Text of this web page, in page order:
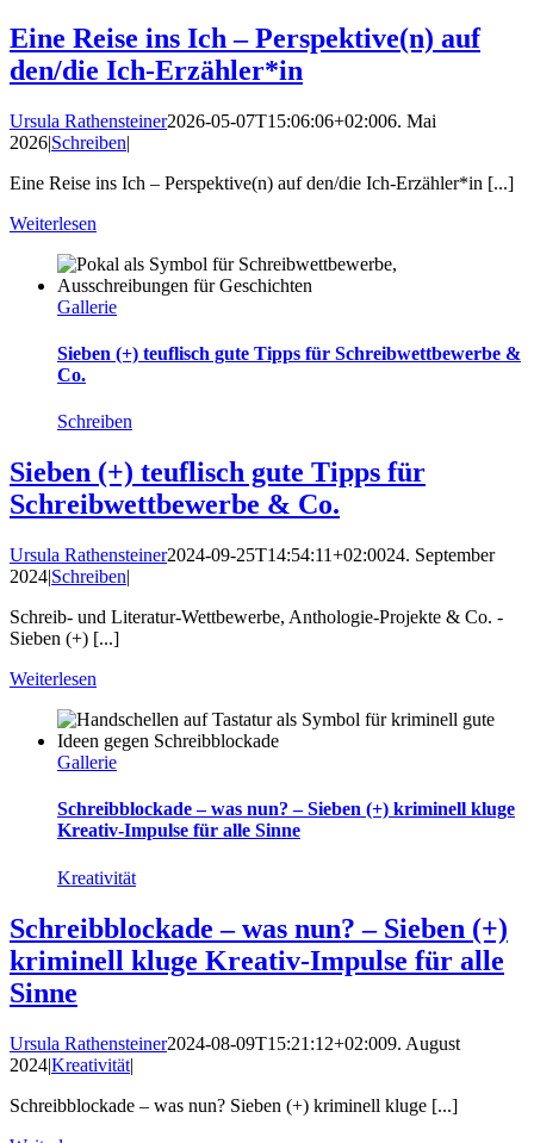
Eine Reise ins Ich – Perspektive(n) auf
den/die Ich-Erzähler*in
Ursula Rathensteiner2026-05-07T15:06:06+02:006. Mai
2026|Schreiben|
Eine Reise ins Ich – Perspektive(n) auf den/die Ich-Erzähler*in [...]
Weiterlesen
Gallerie
Sieben (+) teuflisch gute Tipps für Schreibwettbewerbe &
Co.
Schreiben
Sieben (+) teuflisch gute Tipps für
Schreibwettbewerbe & Co.
Ursula Rathensteiner2024-09-25T14:54:11+02:0024. September
2024|Schreiben|
Schreib- und Literatur-Wettbewerbe, Anthologie-Projekte & Co. -
Sieben (+) [...]
Weiterlesen
Gallerie
Schreibblockade – was nun? – Sieben (+) kriminell kluge
Kreativ-Impulse für alle Sinne
Kreativität
Schreibblockade – was nun? – Sieben (+)
kriminell kluge Kreativ-Impulse für alle
Sinne
Ursula Rathensteiner2024-08-09T15:21:12+02:009. August
2024|Kreativität|
Schreibblockade – was nun? Sieben (+) kriminell kluge [...]